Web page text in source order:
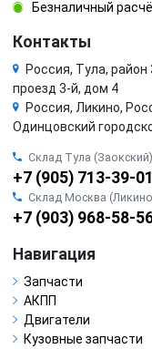
Безналичный
Контакты
Россия, Тула, район
проезд 3-й, дом 4
Россия, Ликино,
Одинцовский
Склад Тула (Заокский)
+7 (905) 713-39-01
Склад Москва
+7 (903) 968-58-
Навигация
Запчасти
АКПП
Двигатели
Кузовные запчасти